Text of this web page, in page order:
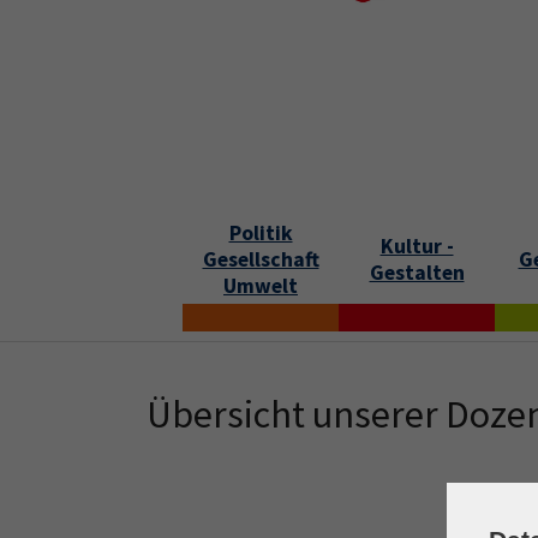
Politik
Gesellschaft
Umwelt
Kultur -
Gestalten
Übersicht unserer